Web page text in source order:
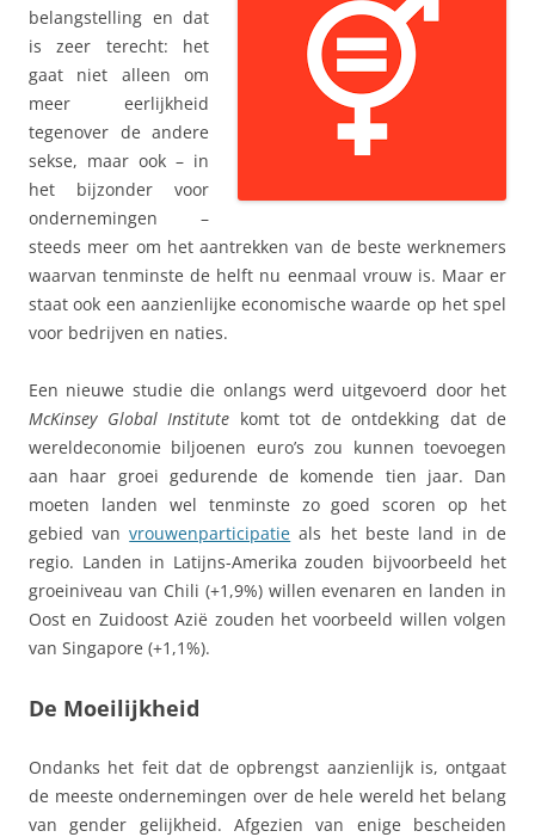
belangstelling en dat
is zeer terecht: het
gaat niet alleen om
meer eerlijkheid
tegenover de andere
sekse, maar ook – in
het bijzonder voor
ondernemingen –
steeds meer om het aantrekken van de beste werknemers
waarvan tenminste de helft nu eenmaal vrouw is. Maar er
staat ook een aanzienlijke economische waarde op het spel
voor bedrijven en naties.
Een nieuwe studie die onlangs werd uitgevoerd door het
McKinsey Global Institute komt tot de ontdekking dat de
wereldeconomie biljoenen euro’s zou kunnen toevoegen
aan haar groei gedurende de komende tien jaar. Dan
moeten landen wel tenminste zo goed scoren op het
gebied vanvrouwenparticipatie als het beste land in de
regio. Landen in Latijns-Amerika zouden bijvoorbeeld het
groeiniveau van Chili (+1,9%) willen evenaren en landen in
Oost en Zuidoost Azië zouden het voorbeeld willen volgen
van Singapore (+1,1%).
De Moeilijkheid
Ondanks het feit dat de opbrengst aanzienlijk is, ontgaat
de meeste ondernemingen over de hele wereld het belang
van gender gelijkheid. Afgezien van enige bescheiden